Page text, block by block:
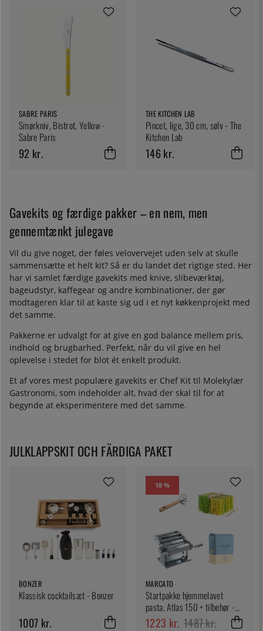
SABRE PARIS
Smørkniv, Bistrot, Yellow -
Sabre Paris
92 kr.
THE KITCHEN LAB
Pincet, lige, 30 cm, sølv - The
Kitchen Lab
146 kr.
Gavekits og færdige pakker – en nem, men
gennemtænkt julegave
Vil du give noget, der føles velovervejet uden selv at skulle
sammensætte et helt kit? Så er du landet det rigtige sted. Her
har vi samlet færdige gavekits med knive, slibeværktøj,
bageudstyr, kaffegear og andre kombinationer, der gør
modtageren klar til at kaste sig ud i et nyt køkkenprojekt med
det samme.
Pakkerne er udvalgt for at give en god balance mellem pris,
indhold og brugbarhed. Perfekt, når du vil give en hel
oplevelse i stedet for blot ét enkelt produkt.
Et af vores mest populære gavekits er Chef Kit til Molekylær
Gastronomi, som indeholder alt, hvad der skal til for at
begynde at eksperimentere med det samme.
JULKLAPPSKIT OCH FÄRDIGA PAKET
BONZER
Klassisk cocktailsæt - Bonzer
1007 kr.
18 %
MARCATO
Startpakke hjemmelavet
pasta, Atlas 150 + tilbehør -
Marcato
1223 kr. 1487 kr.